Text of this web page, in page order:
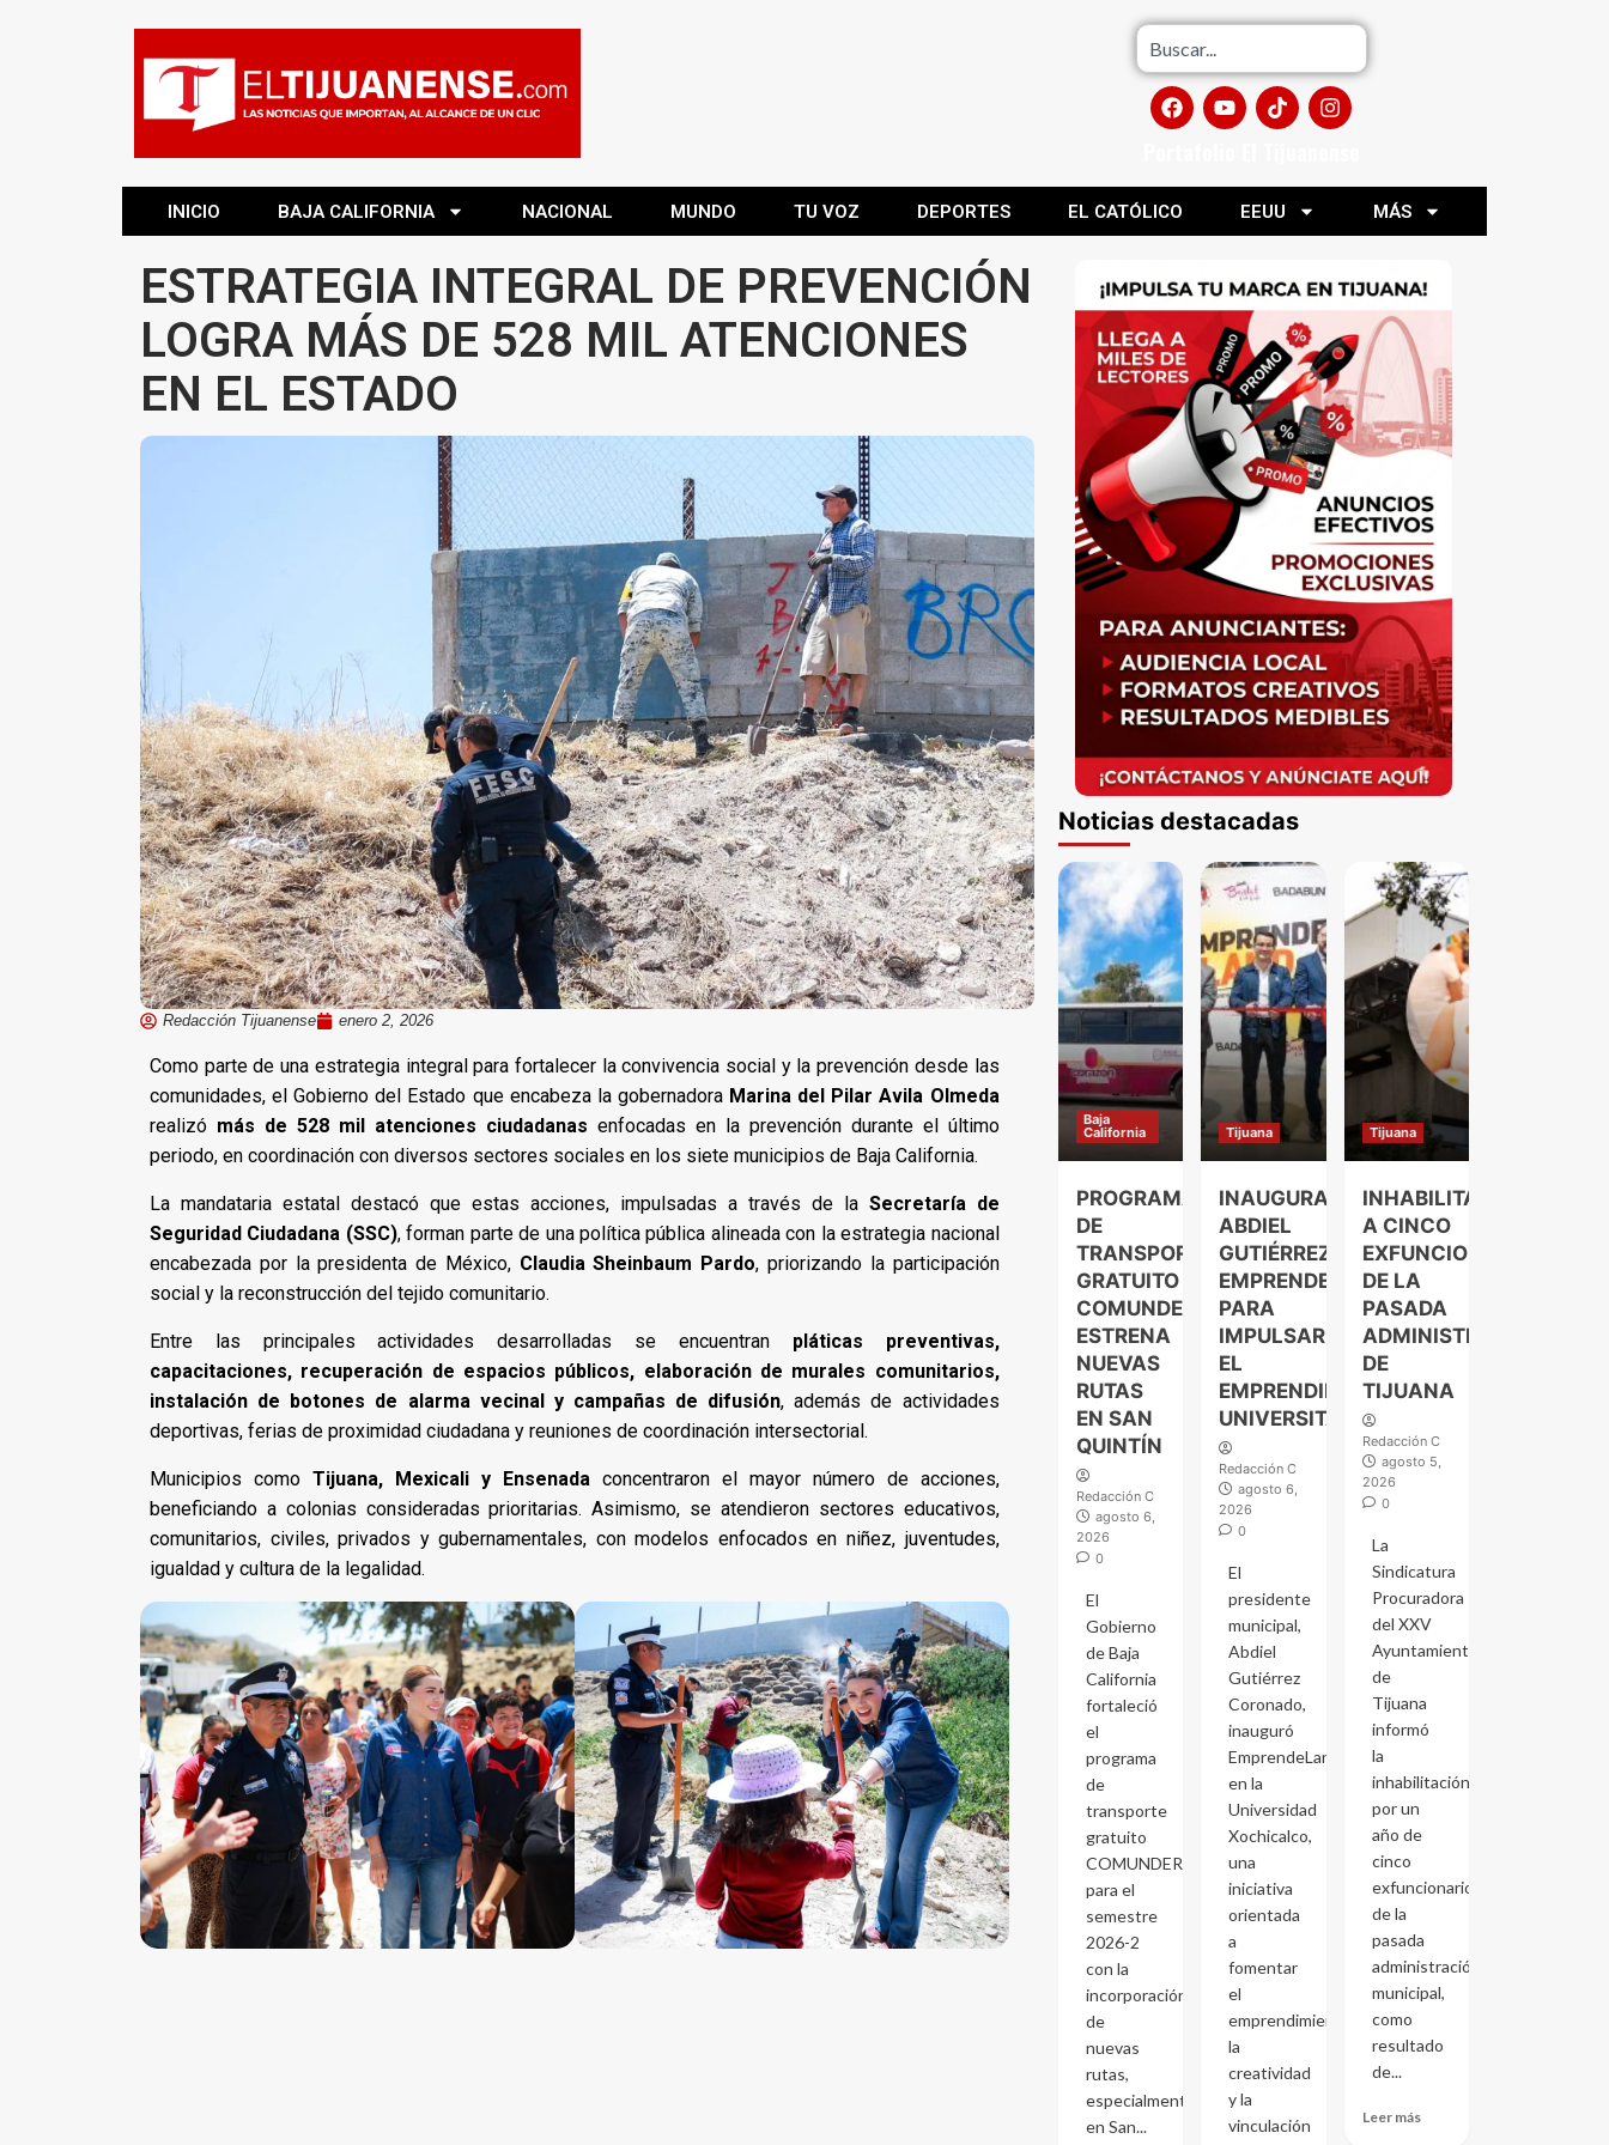
INICIO BAJA CALIFORNIA NACIONAL MUNDO TU VOZ DEPORTES EL CATÓLICO EEUU MÁS
ESTRATEGIA INTEGRAL DE PREVENCIÓN
LOGRA MÁS DE 528 MIL ATENCIONES
EN EL ESTADO
Redacción Tijuanense enero 2, 2026
Como parte de una estrategia integral para fortalecer la convivencia social y la prevención desde las
comunidades, el Gobierno del Estado que encabeza la gobernadora Marina del Pilar Avila Olmeda
realizó más de 528 mil atenciones ciudadanas enfocadas en la prevención durante el último
periodo, en coordinación con diversos sectores sociales en los siete municipios de Baja California.
La mandataria estatal destacó que estas acciones, impulsadas a través de la Secretaría de
Seguridad Ciudadana (SSC), forman parte de una política pública alineada con la estrategia nacional
encabezada por la presidenta de México, Claudia Sheinbaum Pardo, priorizando la participación
social y la reconstrucción del tejido comunitario.
Entre las principales actividades desarrolladas se encuentran pláticas preventivas,
capacitaciones, recuperación de espacios públicos, elaboración de murales comunitarios,
instalación de botones de alarma vecinal y campañas de difusión, además de actividades
deportivas, ferias de proximidad ciudadana y reuniones de coordinación intersectorial.
Municipios como Tijuana, Mexicali y Ensenadaconcentraron el mayor número de acciones,
beneficiando a colonias consideradas prioritarias. Asimismo, se atendieron sectores educativos,
comunitarios, civiles, privados y gubernamentales, con modelos enfocados en niñez, juventudes,
igualdad y cultura de la legalidad.
Noticias destacadas
Baja
California
PROGRAMA
DE
TRANSPORTE
GRATUITO
COMUNDER
ESTRENA
NUEVAS
RUTAS
EN SAN
QUINTÍN
Redacción C
agosto 6,
2026
0
El
Gobierno
de Baja
California
fortaleció
el
programa
de
transporte
gratuito
COMUNDER
para el
semestre
2026-2
con la
incorporación
de
nuevas
rutas,
especialmente
en San...
Tijuana
INAUGURA
ABDIEL
GUTIÉRREZ
EMPRENDELAND
PARA
IMPULSAR
EL
EMPRENDIMIENTO
UNIVERSITARIO
Redacción C
agosto 6,
2026
0
El
presidente
municipal,
Abdiel
Gutiérrez
Coronado,
inauguró
EmprendeLand
en la
Universidad
Xochicalco,
una
iniciativa
orientada
a
fomentar
el
emprendimiento,
la
creatividad
y la
vinculación
Tijuana
INHABILITAN
A CINCO
EXFUNCIONARIOS
DE LA
PASADA
ADMINISTRACIÓN
DE
TIJUANA
Redacción C
agosto 5,
2026
0
La
Sindicatura
Procuradora
del XXV
Ayuntamiento
de
Tijuana
informó
la
inhabilitación
por un
año de
cinco
exfuncionarios
de la
pasada
administración
municipal,
como
resultado
de...
Leer más